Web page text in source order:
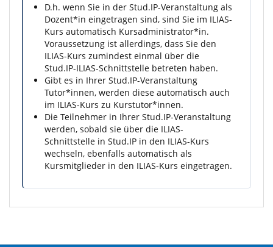
D.h. wenn Sie in der Stud.IP-Veranstaltung als
Dozent*in eingetragen sind, sind Sie im ILIAS-
Kurs automatisch Kursadministrator*in.
Voraussetzung ist allerdings, dass Sie den
ILIAS-Kurs zumindest einmal über die
Stud.IP-ILIAS-Schnittstelle betreten haben.
Gibt es in Ihrer Stud.IP-Veranstaltung
Tutor*innen, werden diese automatisch auch
im ILIAS-Kurs zu Kurstutor*innen.
Die Teilnehmer in Ihrer Stud.IP-Veranstaltung
werden, sobald sie über die ILIAS-
Schnittstelle in Stud.IP in den ILIAS-Kurs
wechseln, ebenfalls automatisch als
Kursmitglieder in den ILIAS-Kurs eingetragen.